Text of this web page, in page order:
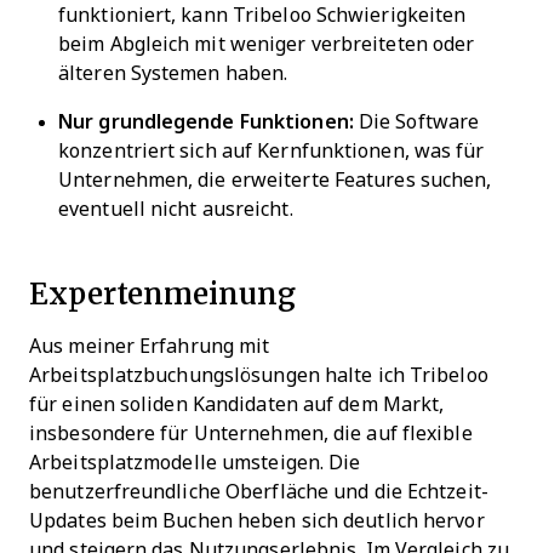
funktioniert, kann Tribeloo Schwierigkeiten
beim Abgleich mit weniger verbreiteten oder
älteren Systemen haben.
Nur grundlegende Funktionen: Die Software
konzentriert sich auf Kernfunktionen, was für
Unternehmen, die erweiterte Features suchen,
eventuell nicht ausreicht.
Expertenmeinung
Aus meiner Erfahrung mit
Arbeitsplatzbuchungslösungen halte ich Tribeloo
für einen soliden Kandidaten auf dem Markt,
insbesondere für Unternehmen, die auf flexible
Arbeitsplatzmodelle umsteigen. Die
benutzerfreundliche Oberfläche und die Echtzeit-
Updates beim Buchen heben sich deutlich hervor